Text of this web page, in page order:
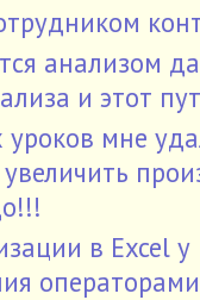
анализом
и этот
мне
в Excel